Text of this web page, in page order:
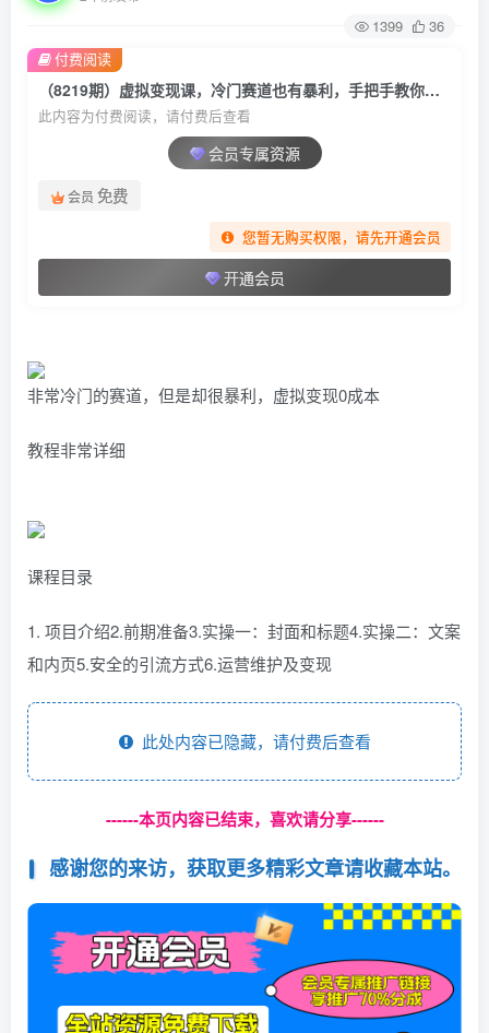
1399 36
（8219期）虚拟变现课，冷门赛道也有暴利，手把手教你玩转冷门私域
此内容为付费阅读，请付费后查看
会员专属资源
会员 免费
您暂无购买权限，请先开通会员
开通会员
付费阅读
非常冷门的赛道，但是却很暴利，虚拟变现0成本
教程非常详细
课程目录
1. 项目介绍2.前期准备3.实操一：封面和标题4.实操二：文案
和内页5.安全的引流方式6.运营维护及变现
此处内容已隐藏，请付费后查看
------本页内容已结束，喜欢请分享------
感谢您的来访，获取更多精彩文章请收藏本站。